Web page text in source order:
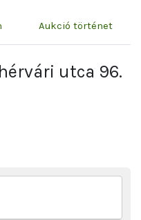
Aukció történet
utca 96.